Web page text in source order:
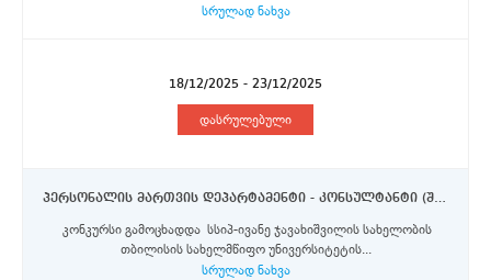
სრულად ნახვა
18/12/2025 - 23/12/2025
დასრულებული
პერსონალის მართვის დეპარტამენტი - კონსულტანტი (შტატგარეშე)
კონკურსი გამოცხადდა სსიპ-ივანე ჯავახიშვილის სახელობის
თბილისის სახელმწიფო უნივერსიტეტის...
სრულად ნახვა